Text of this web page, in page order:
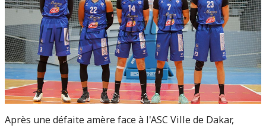
Après une défaite amère face à l'ASC Ville de Dakar,